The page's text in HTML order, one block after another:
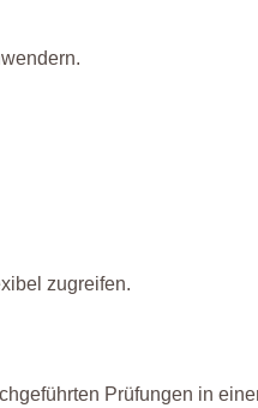
zugreifen.
Prüfungen in